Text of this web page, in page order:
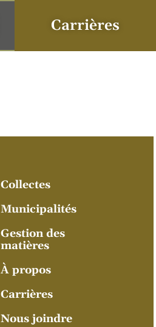
Carrières
Collectes
Municipalités
Gestion des
matières
À propos
Carrières
Nous joindre